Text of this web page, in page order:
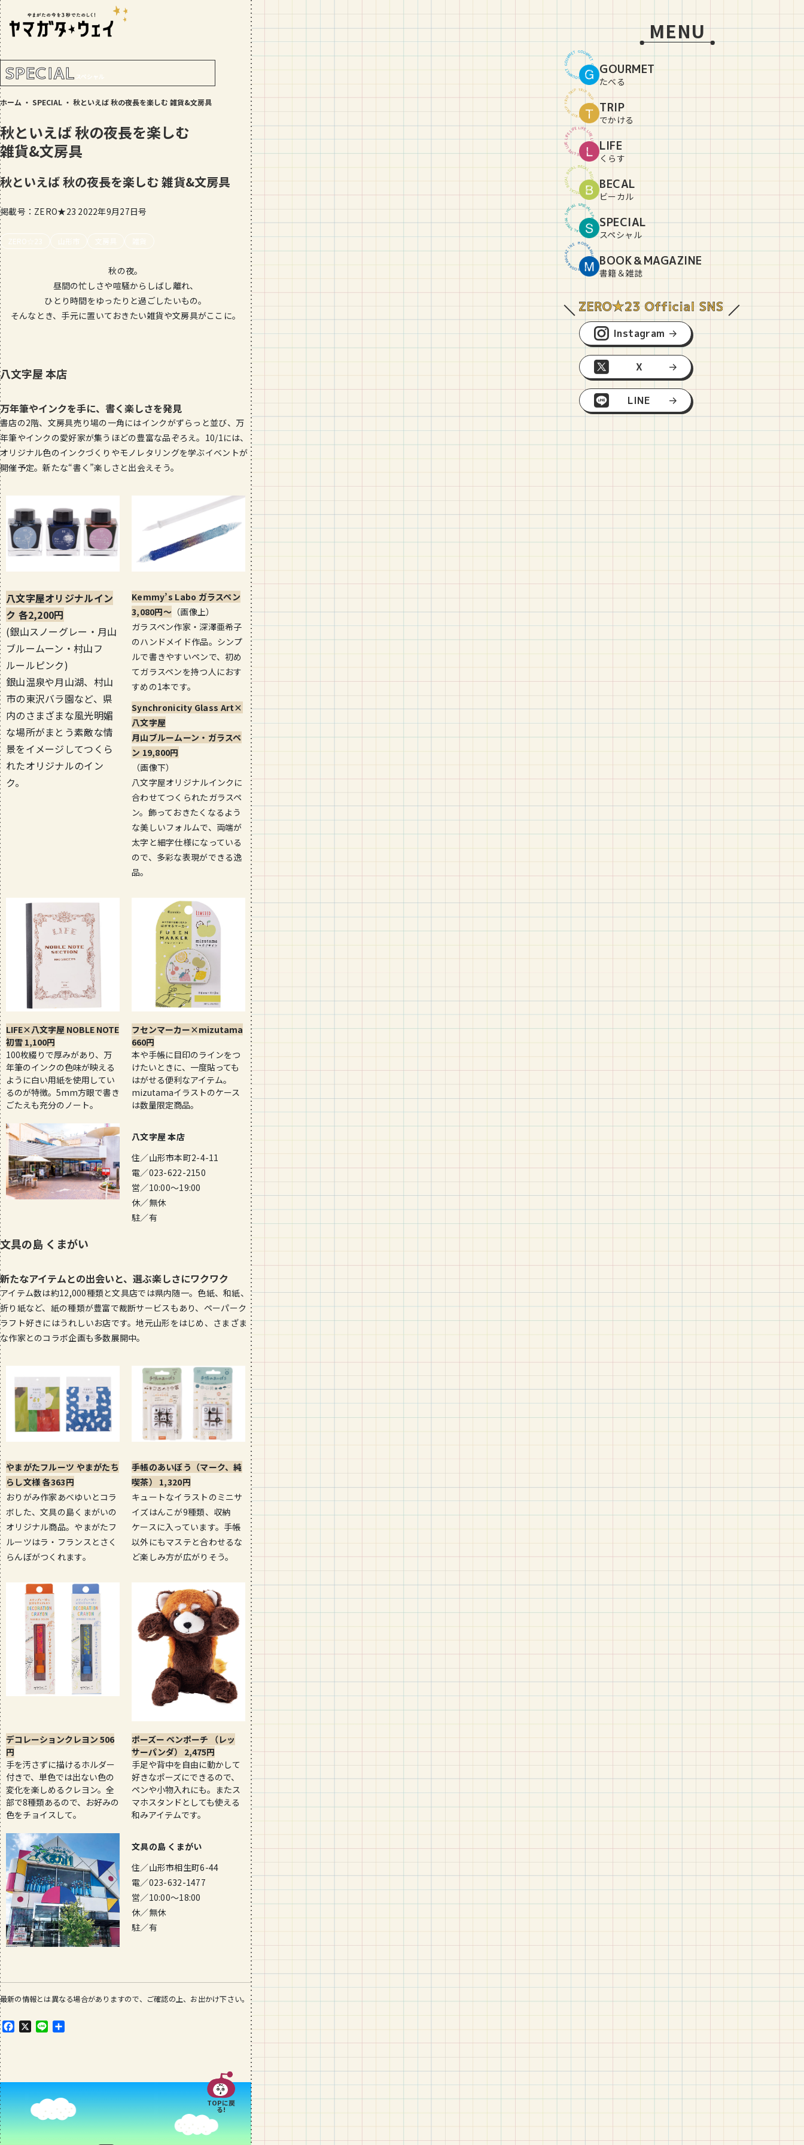
RANKING!
地元民が選ぶ山形県ラーメン人気店
GOURMET
おすすめ！山形のそば【23選】地元民
ウェイが厳選
【お肉をやわらかくする方法10選】結
せセットも！
TRIP
段数や所要時間をご紹介！
GOURMET
山形のおすすめパン屋さん【26選】地
MENU
GOURME
T
G
O
U
R
M
E
T
G
O
U
R
M
E
T
G
O
U
RMET
GOURMET
たべる
TRIPT
RI
P
T
R
P
T
R
T
R
I
P
T
R
I
P
T
R
I
P
T
RIP
TRIP
でかける
LIFEL
IF
E
L
F
L
I
FE
F
E
L
I
F
E
L
I
F
E
L
IF
E
LIFE
LIFE
くらす
BECA
L
BE
C
A
L
B
E
C
A
B
E
C
A
L
B
E
C
A
L
BE
CAL
BECAL
ビーカル
SPECI
A
L
SP
E
C
A
L
S
P
CI
A
L
S
P
E
C
I
A
L
SP
E
CIAL
SPECIAL
スペシャル
BOOK
&M
A
G
A
Z
I
N
E
B
O
O
K
&
M
A
G
A
Z
I
NE
BOOK＆MAGAZINE
書籍＆雑誌
Instagram
X
LINE
SPECIAL スペシャル
ホーム ・ SPECIAL ・ 秋といえば 秋の夜長を楽しむ 雑貨&文房具
秋といえば 秋の夜長を楽しむ
雑貨&文房具
秋といえば 秋の夜長を楽しむ 雑貨&文房具
掲載号：ZERO★23 2022年9月27日号
ZERO☆23 山形市 文房具 雑貨
秋の夜。
昼間の忙しさや喧騒からしばし離れ、
ひとり時間をゆったりと過ごしたいもの。
そんなとき、手元に置いておきたい雑貨や文房具がここに。
八文字屋 本店
万年筆やインクを手に、書く楽しさを発見
書店の2階、文房具売り場の一角にはインクがずらっと並び、万
年筆やインクの愛好家が集うほどの豊富な品ぞろえ。10/1には、
オリジナル色のインクづくりやモノレタリングを学ぶイベントが
開催予定。新たな“書く”楽しさと出会えそう。
八文字屋オリジナルイン
ク 各2,200円
(銀山スノーグレー・月山
ブルームーン・村山フ
ルールピンク)
銀山温泉や月山湖、村山
市の東沢バラ園など、県
内のさまざまな風光明媚
な場所がまとう素敵な情
景をイメージしてつくら
れたオリジナルのイン
ク。
Kemmy’s Labo ガラスペン
3,080円〜（画像上）
ガラスペン作家・深澤亜希子
のハンドメイド作品。シンプ
ルで書きやすいペンで、初め
てガラスペンを持つ人におす
すめの1本です。
Synchronicity Glass Art×
八文字屋
月山ブルームーン・ガラスペ
ン 19,800円
（画像下）
八文字屋オリジナルインクに
合わせてつくられたガラスペ
ン。飾っておきたくなるよう
な美しいフォルムで、両端が
太字と細字仕様になっている
ので、多彩な表現ができる逸
品。
LIFE×八文字屋 NOBLE NOTE
初雪 1,100円
100枚綴りで厚みがあり、万
年筆のインクの色味が映える
ように白い用紙を使用してい
るのが特徴。5mm方眼で書き
ごたえも充分のノート。
フセンマーカー×mizutama
660円
本や手帳に目印のラインをつ
けたいときに、一度貼っても
はがせる便利なアイテム。
mizutamaイラストのケース
は数量限定商品。
八文字屋 本店
住／山形市本町2-4-11
電／023-622-2150
営／10:00～19:00
休／無休
駐／有
文具の島 くまがい
新たなアイテムとの出会いと、選ぶ楽しさにワクワク
アイテム数は約12,000種類と文具店では県内随一。色紙、和紙、
折り紙など、紙の種類が豊富で裁断サービスもあり、ペーパーク
ラフト好きにはうれしいお店です。地元山形をはじめ、さまざま
な作家とのコラボ企画も多数展開中。
やまがたフルーツ やまがたち
らし文様 各363円
おりがみ作家あべゆいとコラ
ボした、文具の島くまがいの
オリジナル商品。やまがたフ
ルーツはラ・フランスとさく
らんぼがつくれます。
手帳のあいぼう（マーク、純
喫茶） 1,320円
キュートなイラストのミニサ
イズはんこが9種類、収納
ケースに入っています。手帳
以外にもマステと合わせるな
ど楽しみ方が広がりそう。
デコレーションクレヨン 506
円
手を汚さずに描けるホルダー
付きで、単色では出ない色の
変化を楽しめるクレヨン。全
部で8種類あるので、お好みの
色をチョイスして。
ポーズー ペンポーチ （レッ
サーパンダ） 2,475円
手足や背中を自由に動かして
好きなポーズにできるので、
ペンや小物入れにも。またス
マホスタンドとしても使える
和みアイテムです。
文具の島 くまがい
住／山形市相生町6-44
電／023-632-1477
営／10:00～18:00
休／無休
駐／有
最新の情報とは異なる場合がありますので、ご確認の上、お出かけ下さい。
F
o
o
k
X
L
TOPに戻
る!